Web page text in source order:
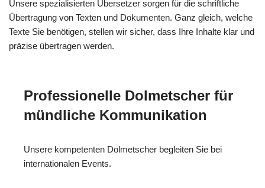
Unsere spezialisierten Übersetzer sorgen für die schriftliche
Übertragung von Texten und Dokumenten. Ganz gleich, welche
Texte Sie benötigen, stellen wir sicher, dass Ihre Inhalte klar und
präzise übertragen werden.
Professionelle Dolmetscher für
mündliche Kommunikation
Unsere kompetenten Dolmetscher begleiten Sie bei
internationalen Events.